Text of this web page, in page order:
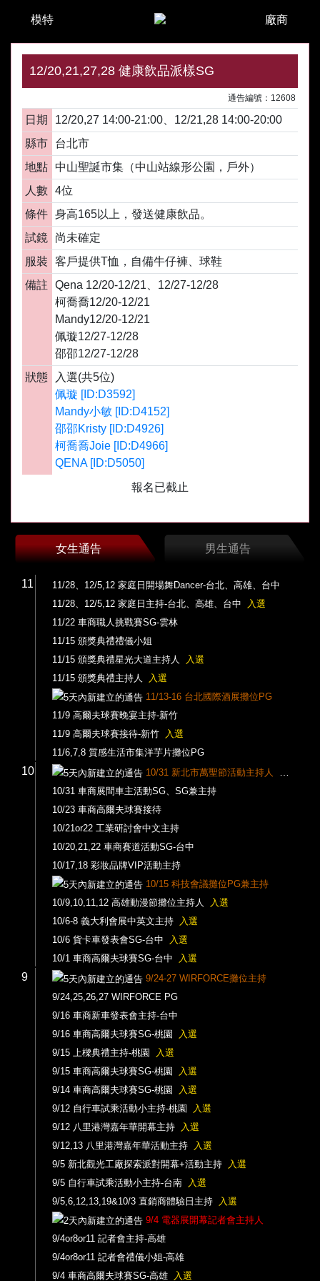
模特 廠商
女生通告 男生通告
11
11/28、12/5,12 家庭日開場舞Dancer-台北、高雄、台中
11/28、12/5,12 家庭日主持-台北、高雄、台中
入選
11/22 車商職人挑戰賽SG-雲林
11/15 頒獎典禮禮儀小姐
11/15 頒獎典禮星光大道主持人
入選
11/15 頒獎典禮主持人
入選
11/13-16 台北國際酒展攤位PG
11/9 高爾夫球賽晚宴主持-新竹
11/9 高爾夫球賽接待-新竹
入選
11/6,7,8 質感生活市集洋芋片攤位PG
10 10/31 新北市萬聖節活動主持人
入選
10/31 車商展間車主活動SG、SG兼主持
10/23 車商高爾夫球賽接待
10/21or22 工業研討會中文主持
10/20,21,22 車商賽道活動SG-台中
10/17,18 彩妝品牌VIP活動主持
10/15 科技會議攤位PG兼主持
10/9,10,11,12 高雄動漫節攤位主持人
入選
10/6-8 義大利會展中英文主持
入選
10/6 貨卡車發表會SG-台中
入選
10/1 車商高爾夫球賽SG-台中
入選
9
9/24-27 WIRFORCE攤位主持
9/24,25,26,27 WIRFORCE PG
9/16 車商新車發表會主持-台中
9/16 車商高爾夫球賽SG-桃園
入選
9/15 上樑典禮主持-桃園
入選
9/15 車商高爾夫球賽SG-桃園
入選
9/14 車商高爾夫球賽SG-桃園
入選
9/12 自行車試乘活動小主持-桃園
入選
9/12 八里港灣嘉年華開幕主持
入選
9/12,13 八里港灣嘉年華活動主持
入選
9/5 新北觀光工廠探索派對開幕+活動主持
入選
9/5 自行車試乘活動小主持-台南
入選
9/5,6,12,13,19&10/3 直銷商體驗日主持
入選
9/4 電器展開幕記者會主持人
9/4or8or11 記者會主持-高雄
9/4or8or11 記者會禮儀小姐-高雄
9/4 車商高爾夫球賽SG-高雄
入選
12/20,21,27,28 健康飲品派樣SG
通告編號：12608
日期
12/20,27 14:00-21:00、12/21,28 14:00-20:00
縣市
台北市
地點 中山聖誕市集（中山站線形公園，戶外）
人數
4位
條件 身高165以上，發送健康飲品。
試鏡
尚未確定
服裝
客戶提供T恤，自備牛仔褲、球鞋
備註
Qena 12/20-12/21、12/27-12/28
柯喬喬12/20-12/21
Mandy12/20-12/21
佩璇12/27-12/28
邵邵12/27-12/28
狀態
入選(共5位)
佩璇 [ID:D3592]
Mandy小敏 [ID:D4152]
邵邵Kristy [ID:D4926]
柯喬喬Joie [ID:D4966]
QENA [ID:D5050]
報名已截止